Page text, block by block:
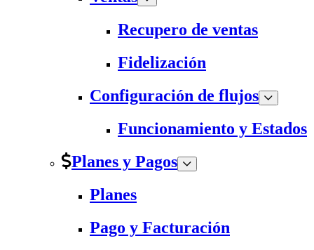
Recupero de ventas
Fidelización
Configuración de flujos
Funcionamiento y Estados
Planes y Pagos
Planes
Pago y Facturación